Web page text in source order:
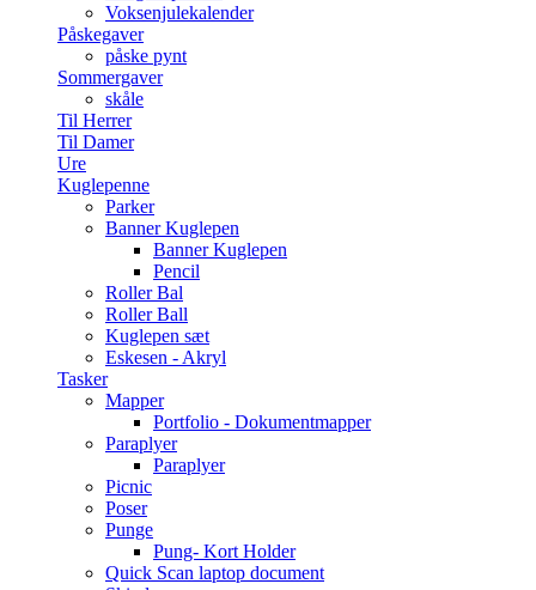
Voksenjulekalender
Påskegaver
påske pynt
Sommergaver
skåle
Til Herrer
Til Damer
Ure
Kuglepenne
Parker
Banner Kuglepen
Banner Kuglepen
Pencil
Roller Bal
Roller Ball
Kuglepen sæt
Eskesen - Akryl
Tasker
Mapper
Portfolio - Dokumentmapper
Paraplyer
Paraplyer
Picnic
Poser
Punge
Pung- Kort Holder
Quick Scan laptop document